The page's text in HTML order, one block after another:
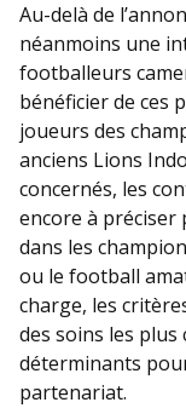
Au-delà de
néanmoins une
footballeurs
bénéficier de ces
joueurs des
anciens Lions
concernés, les
encore à
dans les
ou le football
charge, les
des soins les
déterminants
partenariat.